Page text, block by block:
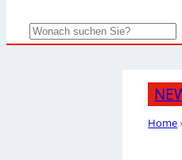
Search
Home